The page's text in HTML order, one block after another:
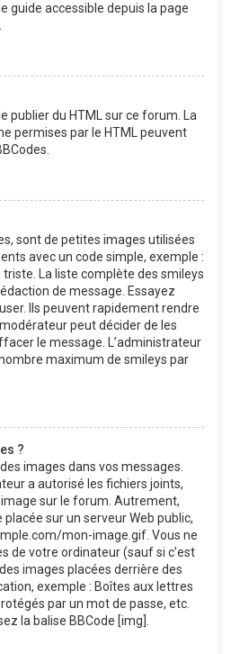
guide accessible depuis la page
publier du HTML sur ce forum. La
permises par le HTML peuvent
sont de petites images utilisées
avec un code simple, exemple :
triste. La liste complète des smileys
de message. Essayez
Ils peuvent rapidement rendre
peut décider de les
le message. L’administrateur
maximum de smileys par
?
images dans vos messages.
a autorisé les fichiers joints,
sur le forum. Autrement,
sur un serveur Web public,
mon-image.gif. Vous ne
de votre ordinateur (sauf si c’est
images placées derrière des
exemple : Boîtes aux lettres
par un mot de passe, etc.
la balise BBCode [img].